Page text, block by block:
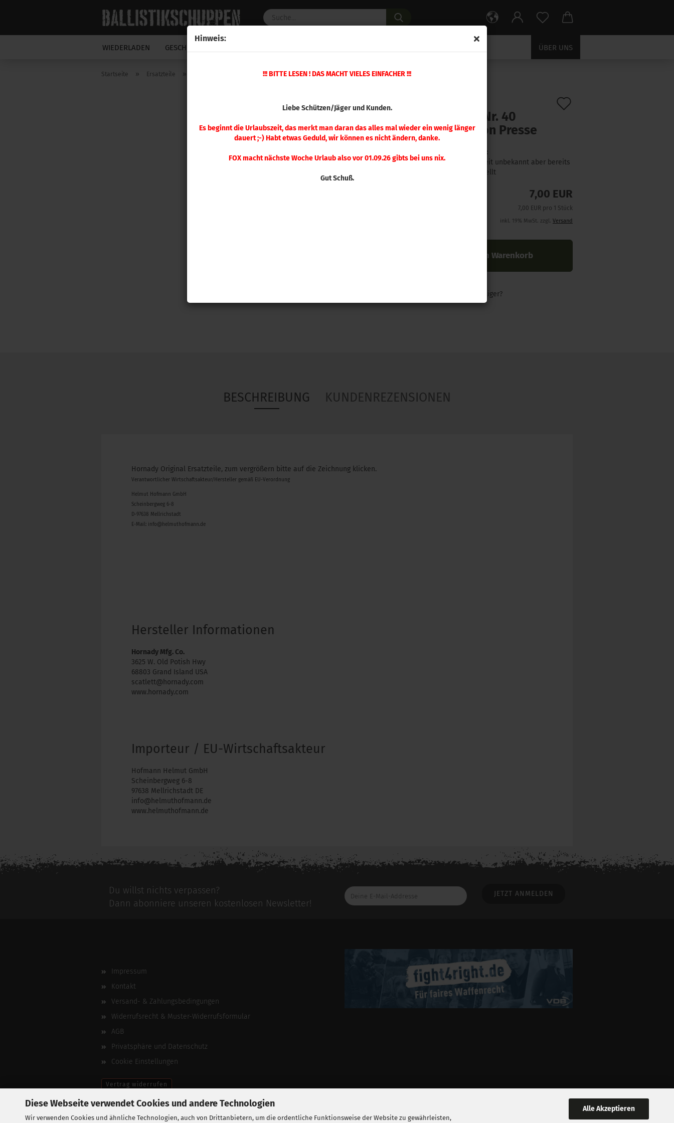
Diese Webseite verwendet Cookies und andere Technologien
Wir verwenden Cookies und ähnliche Technologien, auch von Drittanbietern, um die ordentliche Funktionsweise der Website zu gewährleisten,
Alle Akzeptieren
Hinweis:
!!! BITTE LESEN ! DAS MACHT VIELES EINFACHER !!!
Liebe Schützen/Jäger und Kunden.
Es beginnt die Urlaubszeit, das merkt man daran das alles mal wieder ein wenig länger
dauert ;-) Habt etwas Geduld, wir können es nicht ändern, danke.
FOX macht nächste Woche Urlaub also vor 01.09.26 gibts bei uns nix.
Gut Schuß.
WIEDERLADEN GESCHOSSE ÜBER UNS
Startseite » Ersatzteile » Mehrstation Presse » Ersatzteil Nr. 40 Mehrstation Presse
Ersatzteil Nr. 40
Mehrstation Presse
Lieferzeit:
Lieferzeit unbekannt aber bereits
nachbestellt
7,00 EUR
7,00 EUR pro 1 Stück
inkl. 19% MwSt. zzgl. Versand
In den Warenkorb
Woanders günstiger?
BESCHREIBUNG KUNDENREZENSIONEN
Hornady Original Ersatzteile, zum vergrößern bitte auf die Zeichnung klicken.
Verantwortlicher Wirtschaftsakteur/Hersteller gemäß EU-Verordnung
Helmut Hofmann GmbH
Scheinbergweg 6-8
D-97638 Mellrichstadt
E-Mail: info@helmuthofmann.de
Hersteller Informationen
Hornady Mfg. Co.
3625 W. Old Potish Hwy
68803 Grand Island USA
scatlett@hornady.com
www.hornady.com
Importeur / EU-Wirtschaftsakteur
Hofmann Helmut GmbH
Scheinbergweg 6-8
97638 Mellrichstadt DE
info@helmuthofmann.de
www.helmuthofmann.de
Du willst nichts verpassen?
Dann abonniere unseren kostenlosen Newsletter!
Deine
E-
Impressum
Kontakt
Versand- & Zahlungsbedingungen
Widerrufsrecht & Muster-Widerrufsformular
AGB
Privatsphäre und Datenschutz
Cookie Einstellungen
Vertrag widerrufen